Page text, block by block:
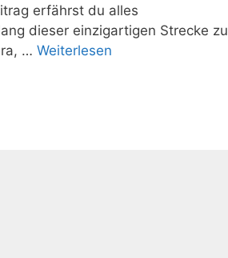
erfährst du alles
dieser einzigartigen Strecke zu
… Weiterlesen